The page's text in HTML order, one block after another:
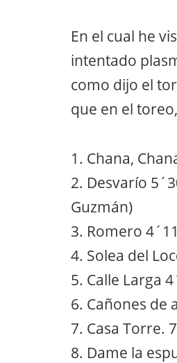
En el cual he
intentado
como dijo el
que en el
1. Chana,
2. Desvarío
Guzmán)
3. Romero
4. Solea del
5. Calle Larga
6. Cañones de
7. Casa Torre.
8. Dame la